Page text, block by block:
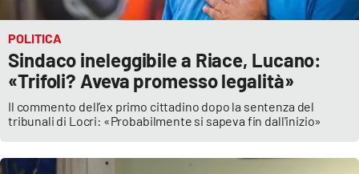
POLITICA
Sindaco ineleggibile a Riace, Lucano:
«Trifoli? Aveva promesso legalità»
Il commento dell’ex primo cittadino dopo la sentenza del
tribunali di Locri: «Probabilmente si sapeva fin dall'inizio»